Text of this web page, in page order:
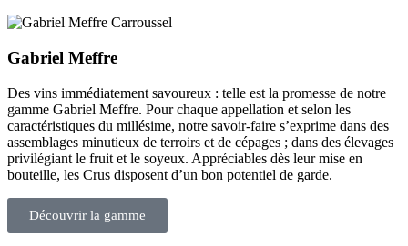
Gabriel Meffre
Des vins immédiatement savoureux : telle est la promesse de notre
gamme Gabriel Meffre. Pour chaque appellation et selon les
caractéristiques du millésime, notre savoir-faire s’exprime dans des
assemblages minutieux de terroirs et de cépages ; dans des élevages
privilégiant le fruit et le soyeux. Appréciables dès leur mise en
bouteille, les Crus disposent d’un bon potentiel de garde.
Découvrir la gamme